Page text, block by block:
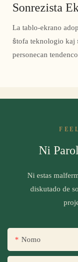
Sonrezista
La tablo-ekrano
ŝtofa teknologio kaj
personecan
Ni
Ni estas
diskutado de
Nomo